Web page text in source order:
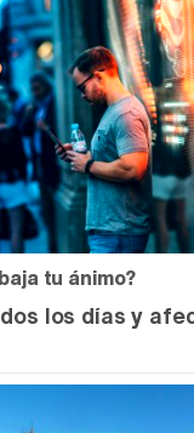
tu ánimo?
los días y